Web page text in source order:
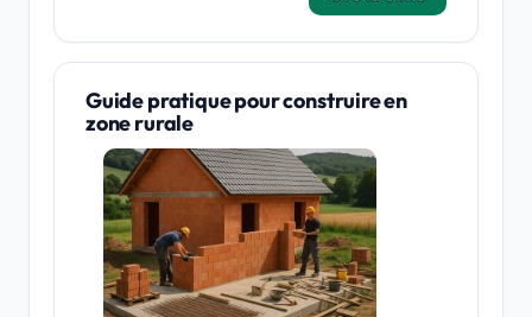
Guide pratique pour construire en
zone rurale